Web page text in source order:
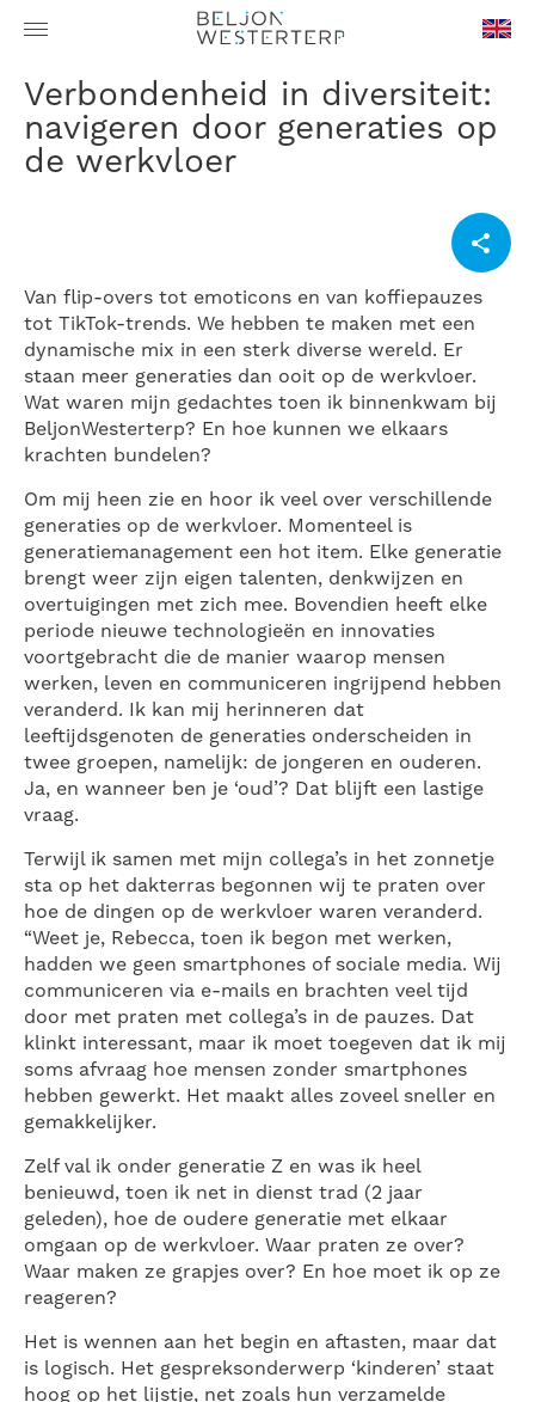
GB
Verbondenheid in diversiteit:
navigeren door generaties op
de werkvloer
Van flip-overs tot emoticons en van koffiepauzes
tot TikTok-trends. We hebben te maken met een
dynamische mix in een sterk diverse wereld. Er
staan meer generaties dan ooit op de werkvloer.
Wat waren mijn gedachtes toen ik binnenkwam bij
BeljonWesterterp? En hoe kunnen we elkaars
krachten bundelen?
Om mij heen zie en hoor ik veel over verschillende
generaties op de werkvloer. Momenteel is
generatiemanagement een hot item. Elke generatie
brengt weer zijn eigen talenten, denkwijzen en
overtuigingen met zich mee. Bovendien heeft elke
periode nieuwe technologieën en innovaties
voortgebracht die de manier waarop mensen
werken, leven en communiceren ingrijpend hebben
veranderd. Ik kan mij herinneren dat
leeftijdsgenoten de generaties onderscheiden in
twee groepen, namelijk: de jongeren en ouderen.
Ja, en wanneer ben je ‘oud’? Dat blijft een lastige
vraag.
Terwijl ik samen met mijn collega’s in het zonnetje
sta op het dakterras begonnen wij te praten over
hoe de dingen op de werkvloer waren veranderd.
“Weet je, Rebecca, toen ik begon met werken,
hadden we geen smartphones of sociale media. Wij
communiceren via e-mails en brachten veel tijd
door met praten met collega’s in de pauzes. Dat
klinkt interessant, maar ik moet toegeven dat ik mij
soms afvraag hoe mensen zonder smartphones
hebben gewerkt. Het maakt alles zoveel sneller en
gemakkelijker.
Zelf val ik onder generatie Z en was ik heel
benieuwd, toen ik net in dienst trad (2 jaar
geleden), hoe de oudere generatie met elkaar
omgaan op de werkvloer. Waar praten ze over?
Waar maken ze grapjes over? En hoe moet ik op ze
reageren?
Het is wennen aan het begin en aftasten, maar dat
is logisch. Het gespreksonderwerp ‘kinderen’ staat
hoog op het lijstje, net zoals hun verzamelde